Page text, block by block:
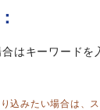
はキーワードを
込みたい場合は、